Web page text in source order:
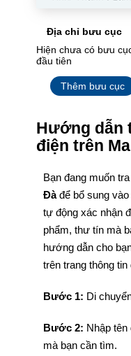
Địa chỉ bưu cục
Hiện chưa có bưu
đầu tiên
Thêm bưu cục
Hướng dẫn
điện trên
Bạn đang muốn
Đàđể bổ sung
tự động xác nhận
phẩm, thư tín mà
hướng dẫn cho
trên trang thông
Bước 1: Di
Bước 2: Nhập tên
mà bạn cần tìm.